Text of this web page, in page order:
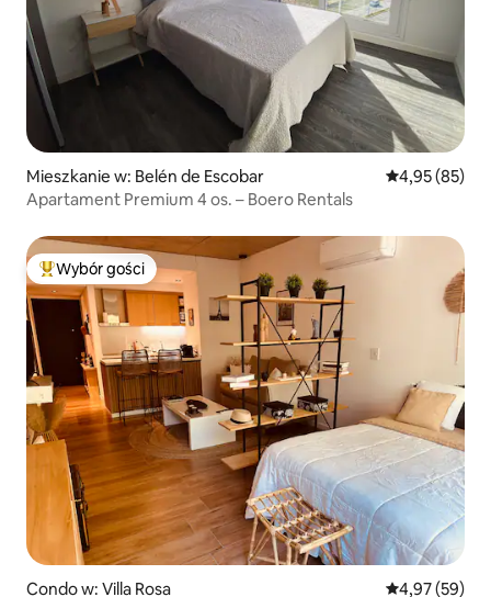
Mieszkanie w: Belén de Escobar Średnia
4,95 (85)
Apartament Premium 4 os. – Boero Rentals
Najpopularniejsze z kategorii Wybór gości
Wybór gości
Condo w: Villa Rosa Średnia
4,97 (59)